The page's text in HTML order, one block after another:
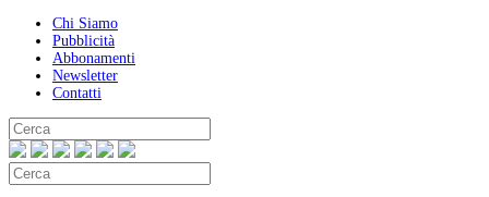
Chi Siamo
Pubblicità
Abbonamenti
Newsletter
Contatti